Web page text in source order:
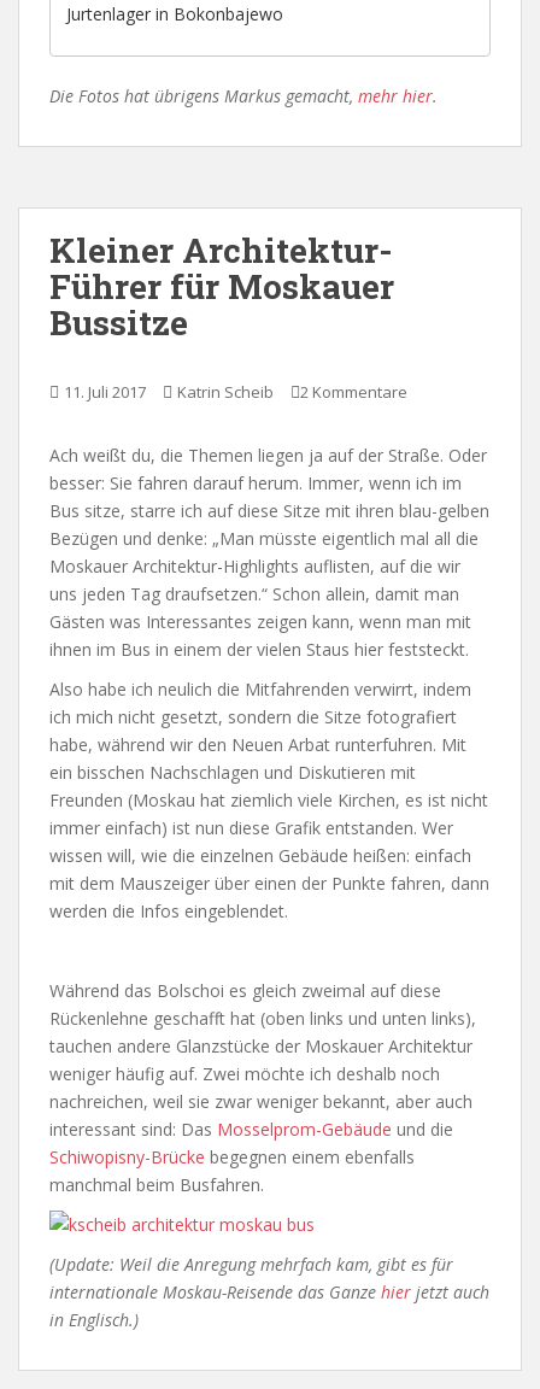
Jurtenlager in Bokonbajewo
Die Fotos hat übrigens Markus gemacht, mehr hier.
Kleiner Architektur-
Führer für Moskauer
Bussitze
11. Juli 2017 Katrin Scheib 2 Kommentare
Ach weißt du, die Themen liegen ja auf der Straße. Oder
besser: Sie fahren darauf herum. Immer, wenn ich im
Bus sitze, starre ich auf diese Sitze mit ihren blau-gelben
Bezügen und denke: „Man müsste eigentlich mal all die
Moskauer Architektur-Highlights auflisten, auf die wir
uns jeden Tag draufsetzen.“ Schon allein, damit man
Gästen was Interessantes zeigen kann, wenn man mit
ihnen im Bus in einem der vielen Staus hier feststeckt.
Also habe ich neulich die Mitfahrenden verwirrt, indem
ich mich nicht gesetzt, sondern die Sitze fotografiert
habe, während wir den Neuen Arbat runterfuhren. Mit
ein bisschen Nachschlagen und Diskutieren mit
Freunden (Moskau hat ziemlich viele Kirchen, es ist nicht
immer einfach) ist nun diese Grafik entstanden. Wer
wissen will, wie die einzelnen Gebäude heißen: einfach
mit dem Mauszeiger über einen der Punkte fahren, dann
werden die Infos eingeblendet.
Während das Bolschoi es gleich zweimal auf diese
Rückenlehne geschafft hat (oben links und unten links),
tauchen andere Glanzstücke der Moskauer Architektur
weniger häufig auf. Zwei möchte ich deshalb noch
nachreichen, weil sie zwar weniger bekannt, aber auch
interessant sind: Das Mosselprom-Gebäude und die
Schiwopisny-Brücke begegnen einem ebenfalls
manchmal beim Busfahren.
(Update: Weil die Anregung mehrfach kam, gibt es für
internationale Moskau-Reisende das Ganze hier jetzt auch
in Englisch.)